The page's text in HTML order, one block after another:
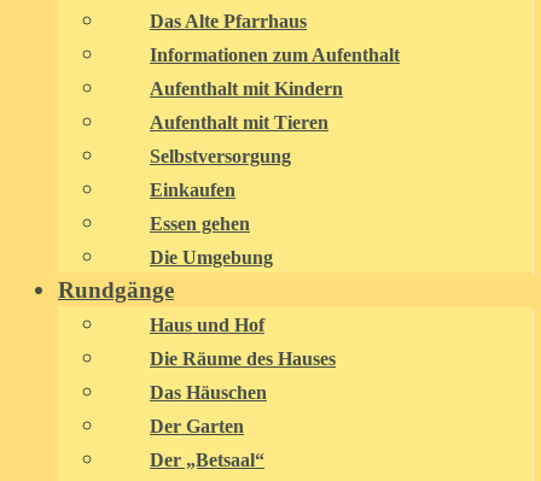
Das Alte Pfarrhaus
Informationen zum Aufenthalt
Aufenthalt mit Kindern
Aufenthalt mit Tieren
Selbstversorgung
Einkaufen
Essen gehen
Die Umgebung
Rundgänge
Haus und Hof
Die Räume des Hauses
Das Häuschen
Der Garten
Der „Betsaal“